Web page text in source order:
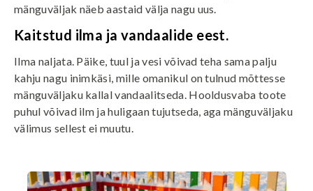
mänguväljak näeb aastaid välja nagu uus.
Kaitstud ilma ja vandaalide eest.
Ilma naljata. Päike, tuul ja vesi võivad teha sama palju
kahju nagu inimkäsi, mille omanikul on tulnud mõttesse
mänguväljaku kallal vandaalitseda. Hooldusvaba toote
puhul võivad ilm ja huligaan tujutseda, aga mänguväljaku
välimus sellest ei muutu.